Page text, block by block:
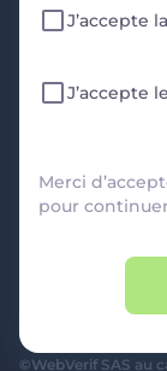
INFORMATIONS
Marchands
A PROPOS
Aide
Contact
©WebVerif SAS au
J’accepte
J’accepte
Merci
pour continuer